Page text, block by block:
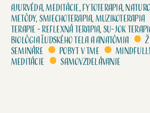
ajurvéda, meditácie, fytoterapia,
metódy, smiechoterapia, muzikoterapia
terapie - Reflexná terapia, su-jok
Biológia ľudského tela a anatómia
semináre
Pobyt v tme
meditácie
Samovzdelávanie